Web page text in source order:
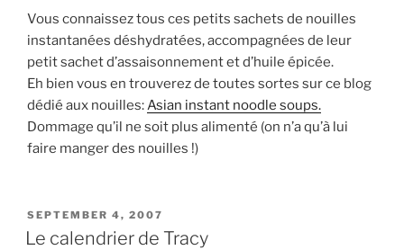
Vous connaissez tous ces petits sachets de nouilles
instantanées déshydratées, accompagnées de leur
petit sachet d’assaisonnement et d’huile épicée.
Eh bien vous en trouverez de toutes sortes sur ce blog
dédié aux nouilles:Asian instant noodle soups.
Dommage qu’il ne soit plus alimenté (on n’a qu’à lui
faire manger des nouilles !)
POSTED
ON
SEPTEMBER 4, 2007
Le calendrier de Tracy